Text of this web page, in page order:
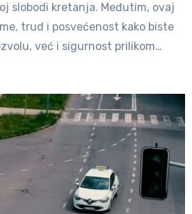
slobodi kretanja. Međutim, ovaj
trud i posvećenost kako biste
već i sigurnost prilikom…